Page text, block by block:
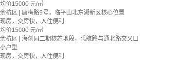
均价15000 元/㎡
余杭区 | 唐梅路9号，临平山北东湖新区核心位置
现房，交房快，入住便利
均价15000 元/㎡
余杭区 | 海创园二期核芯地段，禹航路与通北路交叉口
小户型
现房，交房快，入住便利